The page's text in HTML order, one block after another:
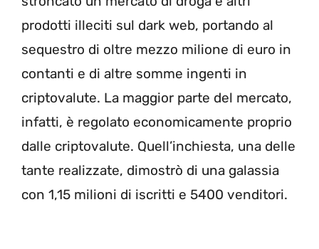
prodotti illeciti sul dark web, portando al
sequestro di oltre mezzo milione di euro in
contanti e di altre somme ingenti in
criptovalute. La maggior parte del mercato,
infatti, è regolato economicamente proprio
dalle criptovalute. Quell’inchiesta, una delle
tante realizzate, dimostrò di una galassia
con 1,15 milioni di iscritti e 5400 venditori.